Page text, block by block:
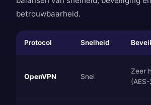
betrouwbaarheid.
Protocol Snelheid
OpenVPN Snel
Zeer